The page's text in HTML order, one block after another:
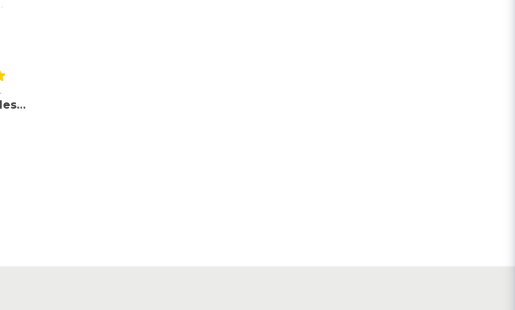
Happy Sprinkles - Strössel - Happy Ever After - 90g